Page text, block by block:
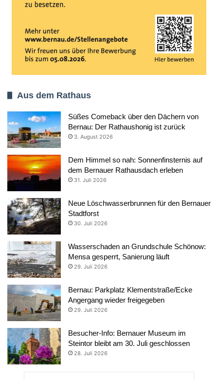
Aus dem Rathaus
Süßes Comeback über den Dächern von
Bernau: Der Rathaushonig ist zurück
3. August 2026
Dem Himmel so nah: Sonnenfinsternis auf
dem Bernauer Rathausdach erleben
31. Juli 2026
Neue Löschwasserbrunnen für den Bernauer
Stadtforst
30. Juli 2026
Wasserschaden an Grundschule Schönow:
Mensa gesperrt, Sanierung läuft
29. Juli 2026
Bernau: Parkplatz Klementstraße/Ecke
Angergang wieder freigegeben
29. Juli 2026
Besucher-Info: Bernauer Museum im
Steintor bleibt am 30. Juli geschlossen
28. Juli 2026